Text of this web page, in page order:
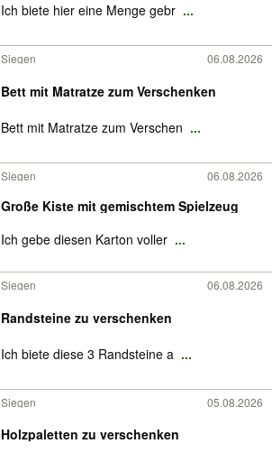
Ich biete hier eine Menge gebr ...
Siegen 06.08.2026
Bett mit Matratze zum Verschenken
Bett mit Matratze zum Verschen ...
Siegen 06.08.2026
Große Kiste mit gemischtem Spielzeug
Ich gebe diesen Karton voller ...
Siegen 06.08.2026
Randsteine zu verschenken
Ich biete diese 3 Randsteine a ...
Siegen 05.08.2026
Holzpaletten zu verschenken